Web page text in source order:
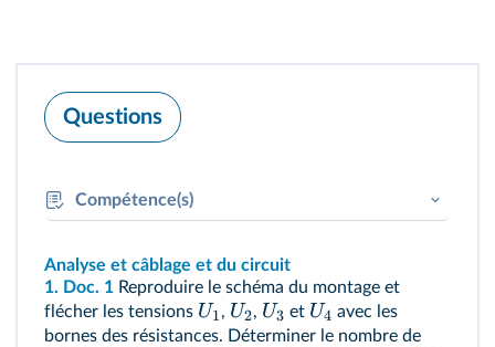
Questions
Compétence(s)
Analyse et câblage et du circuit
1. Doc. 1 Reproduire le schéma du montage et
flécher les tensions U1, U2, U3 et U4 avec les
bornes des résistances. Déterminer le nombre de